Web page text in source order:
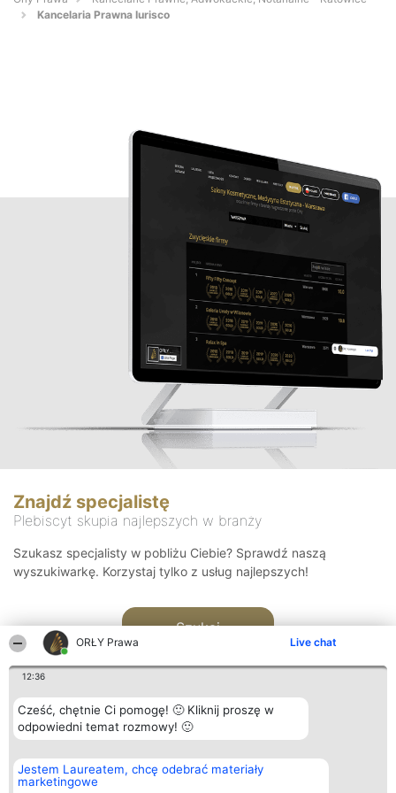
ORŁY Prawa Live chat
12:36
Cześć, chętnie Ci pomogę! 🙂 Kliknij proszę w
odpowiedni temat rozmowy! 🙂
Jestem Laureatem, chcę odebrać materiały
marketingowe
Kancelaria Prawna Iurisco
Znajdź specjalistę
Plebiscyt skupia najlepszych w branży
Szukasz specjalisty w pobliżu Ciebie? Sprawdź naszą
wyszukiwarkę. Korzystaj tylko z usług najlepszych!
Szukaj
Organizator plebiscytu
Bright Side Solutions sp. z o.
o. sp. k.
Plebiscyt
Laureaci
Kontakt
Kontakt